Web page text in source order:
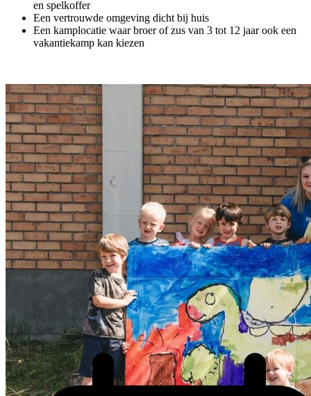
en spelkoffer
Een vertrouwde omgeving dicht bij huis
Een kamplocatie waar broer of zus van 3 tot 12 jaar ook een
vakantiekamp kan kiezen